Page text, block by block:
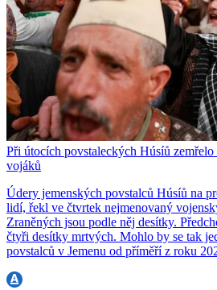
Při útocích povstaleckých Húsíů zemřelo
vojáků
Údery jemenských povstalců Húsíů na
lidí, řekl ve čtvrtek nejmenovaný
Zraněných jsou podle něj desítky.
čtyři desítky mrtvých. Mohlo by se tak
povstalců v Jemenu od příměří z roku